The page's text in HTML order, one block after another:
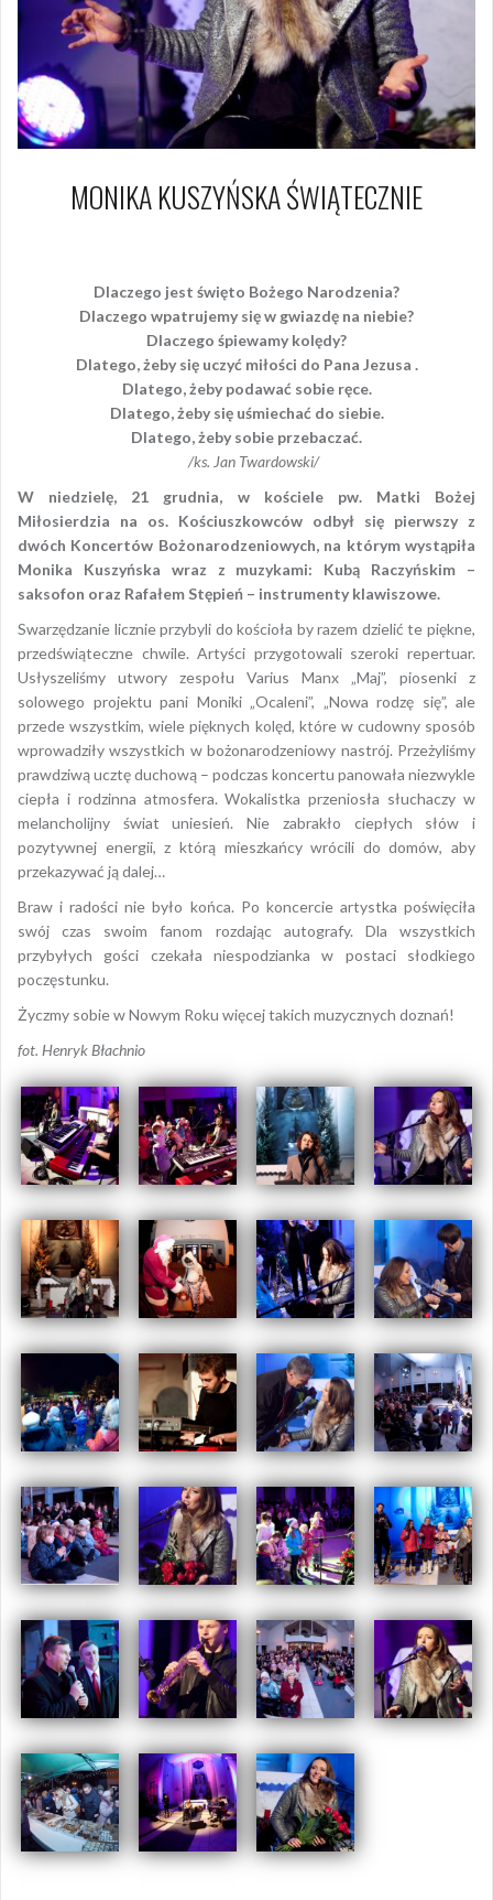
MONIKA KUSZYŃSKA ŚWIĄTECZNIE
Dlaczego jest święto Bożego Narodzenia?
Dlaczego wpatrujemy się w gwiazdę na niebie?
Dlaczego śpiewamy kolędy?
Dlatego, żeby się uczyć miłości do Pana Jezusa .
Dlatego, żeby podawać sobie ręce.
Dlatego, żeby się uśmiechać do siebie.
Dlatego, żeby sobie przebaczać.
/ks. Jan Twardowski/
W niedzielę, 21 grudnia, w kościele pw. Matki Bożej
Miłosierdzia na os. Kościuszkowców odbył się pierwszy z
dwóch Koncertów Bożonarodzeniowych, na którym wystąpiła
Monika Kuszyńska wraz z muzykami: Kubą Raczyńskim –
saksofon oraz Rafałem Stępień – instrumenty klawiszowe.
Swarzędzanie licznie przybyli do kościoła by razem dzielić te piękne,
przedświąteczne chwile. Artyści przygotowali szeroki repertuar.
Usłyszeliśmy utwory zespołu Varius Manx „Maj”, piosenki z
solowego projektu pani Moniki „Ocaleni”, „Nowa rodzę się”, ale
przede wszystkim, wiele pięknych kolęd, które w cudowny sposób
wprowadziły wszystkich w bożonarodzeniowy nastrój. Przeżyliśmy
prawdziwą ucztę duchową – podczas koncertu panowała niezwykle
ciepła i rodzinna atmosfera. Wokalistka przeniosła słuchaczy w
melancholijny świat uniesień. Nie zabrakło ciepłych słów i
pozytywnej energii, z którą mieszkańcy wrócili do domów, aby
przekazywać ją dalej…
Braw i radości nie było końca. Po koncercie artystka poświęciła
swój czas swoim fanom rozdając autografy. Dla wszystkich
przybyłych gości czekała niespodzianka w postaci słodkiego
poczęstunku.
Życzmy sobie w Nowym Roku więcej takich muzycznych doznań!
fot. Henryk Błachnio